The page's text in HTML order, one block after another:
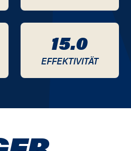
15.0
EFFEKTIVITÄT